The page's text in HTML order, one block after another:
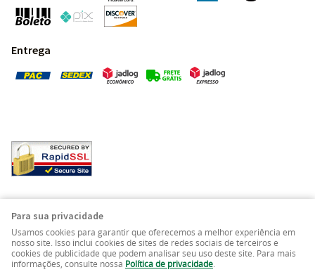
Entrega
LOJA VIRTUAL CRIADA POR
Para sua privacidade
Usamos cookies para garantir que oferecemos a melhor experiência em
nosso site. Isso inclui cookies de sites de redes sociais de terceiros e
cookies de publicidade que podem analisar seu uso deste site. Para mais
informações, consulte nossa Política de privacidade